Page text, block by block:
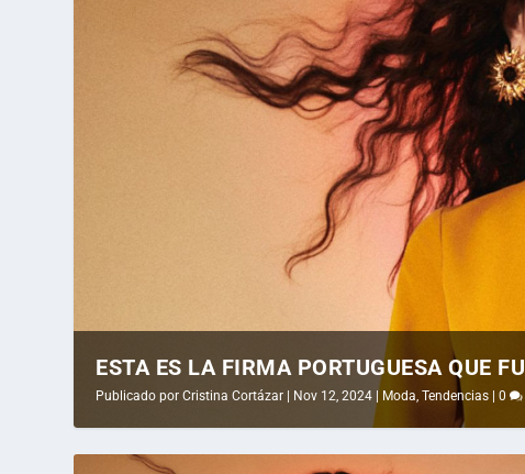
ESTA ES LA FIRMA PORTUGUESA QUE
Publicado porCristina Cortázar | Nov 12, 2024 | Moda ,Tendencias |0